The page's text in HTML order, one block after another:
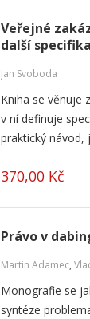
Veřejné
další specifika
Jan Svoboda
Kniha se věnuje
v ní definuje
praktický návod,
370,00 Kč
Právo v
Martin Adamec,
Monografie se
syntéze